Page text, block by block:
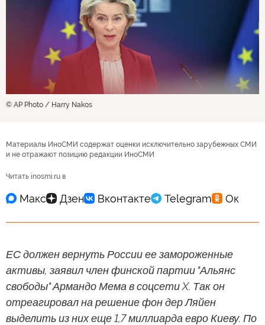
© AP Photo / Harry Nakos
Материалы ИноСМИ содержат оценки исключительно зарубежных СМИ
и не отражают позицию редакции ИноСМИ
Читать inosmi.ru в
ЕС должен вернуть России ее замороженные
активы, заявил член финской партии "Альянс
свободы" Армандо Мема в соцсети X. Так он
отреагировал на решение фон дер Ляйен
выделить из них еще 1,7 миллиарда евро Киеву. По